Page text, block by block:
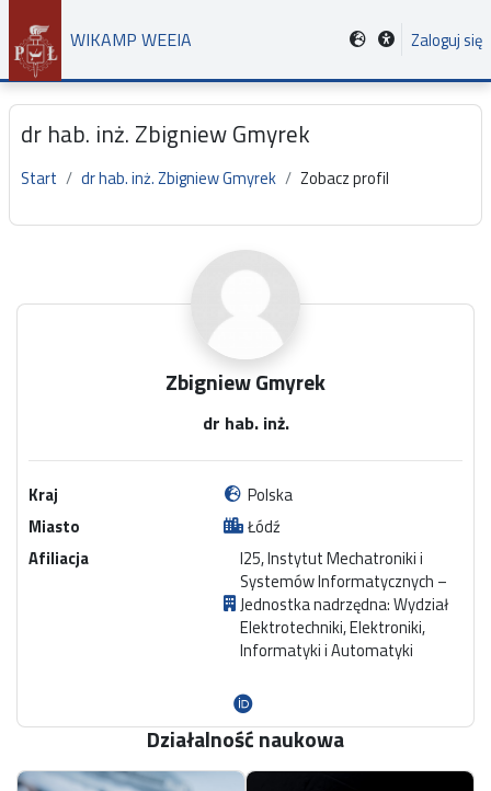
Przejdź do głównej zawartości
WIKAMP WEEIA Zaloguj się
dr hab. inż. Zbigniew Gmyrek
Start dr hab. inż. Zbigniew Gmyrek Zobacz profil
Zbigniew Gmyrek
dr hab. inż.
Kraj
Polska
Miasto
Łódź
Afiliacja
I25, Instytut Mechatroniki i
Systemów Informatycznych –
Jednostka nadrzędna: Wydział
Elektrotechniki, Elektroniki,
Informatyki i Automatyki
Działalność naukowa